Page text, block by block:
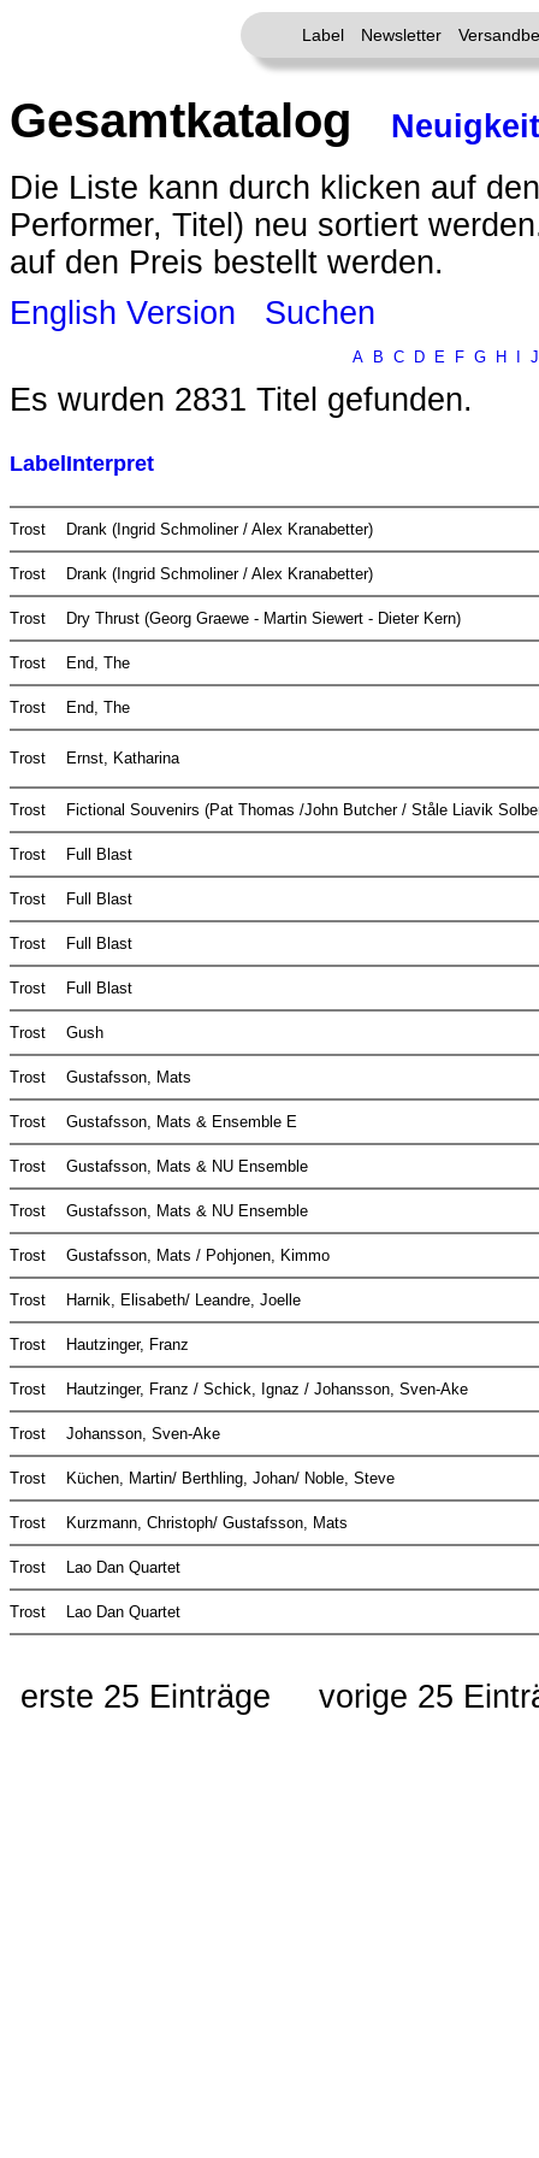
Label Newsletter
Gesamtkatalog
Die Liste kann durch klicken auf
Performer, Titel) neu sortiert
auf den Preis bestellt werden.
English Version
Suchen
A B C D E F G H J
Es wurden 2831 Titel gefunden.
Label Interpret
Trost Drank (Ingrid Schmoliner / Alex Kranabetter)
Trost Drank (Ingrid Schmoliner / Alex Kranabetter)
Trost Dry Thrust (Georg Graewe - Martin Siewert - Dieter Kern)
Trost End, The
Trost End, The
Trost Ernst, Katharina
Trost Fictional Souvenirs (Pat Thomas /John Butcher / Ståle Liavik
Trost Full Blast
Trost Full Blast
Trost Full Blast
Trost Full Blast
Trost Gush
Trost Gustafsson, Mats
Trost Gustafsson, Mats & Ensemble E
Trost Gustafsson, Mats & NU Ensemble
Trost Gustafsson, Mats & NU Ensemble
Trost Gustafsson, Mats / Pohjonen, Kimmo
Trost Harnik, Elisabeth/ Leandre, Joelle
Trost Hautzinger, Franz
Trost Hautzinger, Franz / Schick, Ignaz / Johansson, Sven-Ake
Trost Johansson, Sven-Ake
Trost Küchen, Martin/ Berthling, Johan/ Noble, Steve
Trost Kurzmann, Christoph/ Gustafsson, Mats
Trost Lao Dan Quartet
Trost Lao Dan Quartet
erste 25 Einträge vorige 25